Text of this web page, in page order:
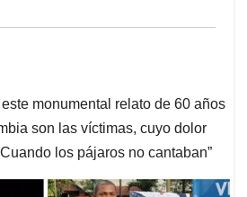
monumental relato de 60 años
son las víctimas, cuyo dolor
los pájaros no cantaban”